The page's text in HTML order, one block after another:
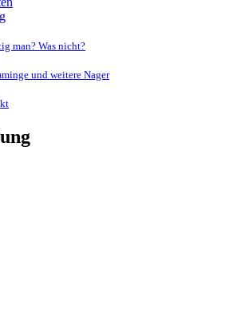
man? Was nicht?
und weitere Nager